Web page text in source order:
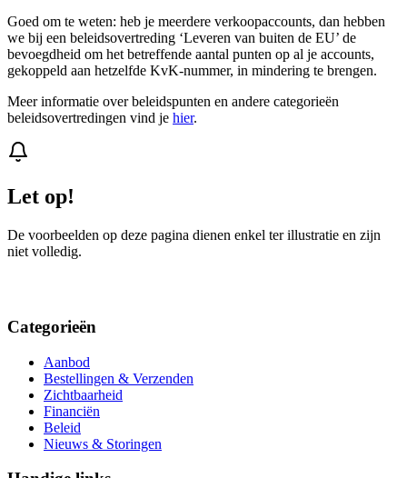
Goed om te weten: heb je meerdere verkoopaccounts, dan hebben
we bij een beleidsovertreding ‘Leveren van buiten de EU’ de
bevoegdheid om het betreffende aantal punten op al je accounts,
gekoppeld aan hetzelfde KvK-nummer, in mindering te brengen.
Meer informatie over beleidspunten en andere categorieën
beleidsovertredingen vind je hier.
Let op!
De voorbeelden op deze pagina dienen enkel ter illustratie en zijn
niet volledig.
Categorieën
Aanbod
Bestellingen & Verzenden
Zichtbaarheid
Financiën
Beleid
Nieuws & Storingen